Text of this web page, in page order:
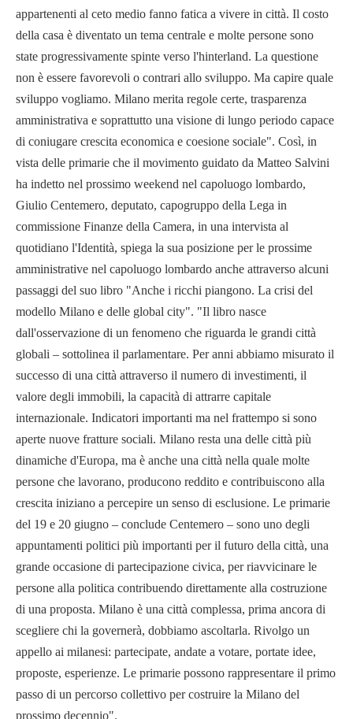
appartenenti al ceto medio fanno fatica a vivere in città. Il costo
della casa è diventato un tema centrale e molte persone sono
state progressivamente spinte verso l'hinterland. La questione
non è essere favorevoli o contrari allo sviluppo. Ma capire quale
sviluppo vogliamo. Milano merita regole certe, trasparenza
amministrativa e soprattutto una visione di lungo periodo capace
di coniugare crescita economica e coesione sociale". Così, in
vista delle primarie che il movimento guidato da Matteo Salvini
ha indetto nel prossimo weekend nel capoluogo lombardo,
Giulio Centemero, deputato, capogruppo della Lega in
commissione Finanze della Camera, in una intervista al
quotidiano l'Identità, spiega la sua posizione per le prossime
amministrative nel capoluogo lombardo anche attraverso alcuni
passaggi del suo libro "Anche i ricchi piangono. La crisi del
modello Milano e delle global city". "Il libro nasce
dall'osservazione di un fenomeno che riguarda le grandi città
globali – sottolinea il parlamentare. Per anni abbiamo misurato il
successo di una città attraverso il numero di investimenti, il
valore degli immobili, la capacità di attrarre capitale
internazionale. Indicatori importanti ma nel frattempo si sono
aperte nuove fratture sociali. Milano resta una delle città più
dinamiche d'Europa, ma è anche una città nella quale molte
persone che lavorano, producono reddito e contribuiscono alla
crescita iniziano a percepire un senso di esclusione. Le primarie
del 19 e 20 giugno – conclude Centemero – sono uno degli
appuntamenti politici più importanti per il futuro della città, una
grande occasione di partecipazione civica, per riavvicinare le
persone alla politica contribuendo direttamente alla costruzione
di una proposta. Milano è una città complessa, prima ancora di
scegliere chi la governerà, dobbiamo ascoltarla. Rivolgo un
appello ai milanesi: partecipate, andate a votare, portate idee,
proposte, esperienze. Le primarie possono rappresentare il primo
passo di un percorso collettivo per costruire la Milano del
prossimo decennio".